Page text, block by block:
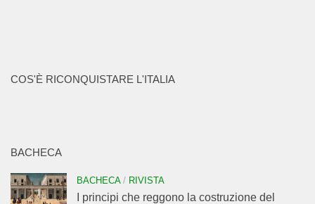
COS'È RICONQUISTARE L'ITALIA
BACHECA
BACHECA/ RIVISTA
I principi che reggono la costruzione del